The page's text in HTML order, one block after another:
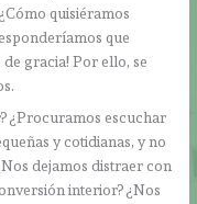
quisiéramos
que
gracia! Por ello, se
¿Procuramos escuchar
y cotidianas, y no
dejamos distraer con
interior? ¿Nos